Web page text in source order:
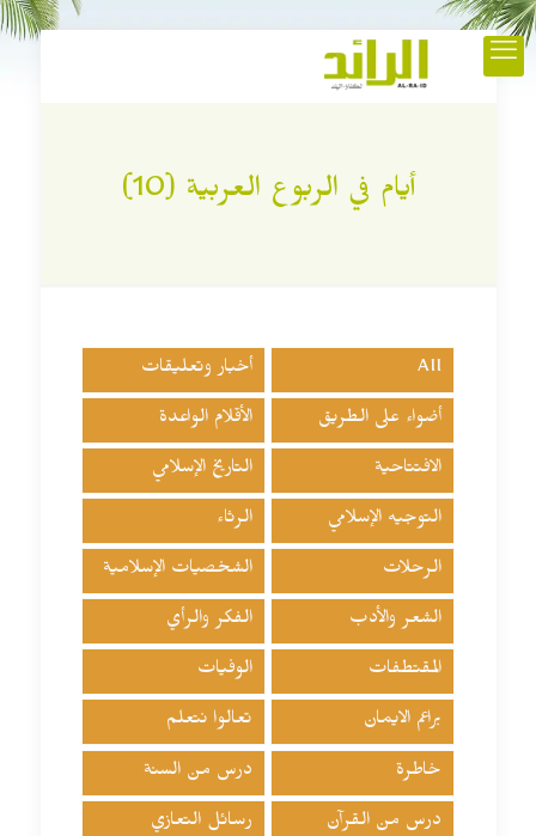
أيام في الربوع العربية (10)
All أخبار وتعليقات
أضواء على الطريق الأقلام الواعدة
الافتتاحية التاريخ الإسلامي
التوجيه الإسلامي الرثاء
الرحلات الشخصيات الإسلامية
الشعر والأدب الفكر والرأي
المقتطفات الوفيات
براعم الايمان تعالوا نتعلم
خاطرة درس من السنة
درس من القرآن رسائل التعازي